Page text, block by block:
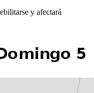
y afectará